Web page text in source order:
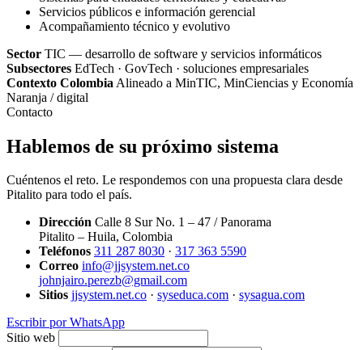
Servicios públicos e información gerencial
Acompañamiento técnico y evolutivo
Sector TIC — desarrollo de software y servicios informáticos
Subsectores EdTech · GovTech · soluciones empresariales
Contexto Colombia Alineado a MinTIC, MinCiencias y Economía
Naranja / digital
Contacto
Hablemos de su próximo sistema
Cuéntenos el reto. Le respondemos con una propuesta clara desde
Pitalito para todo el país.
Dirección Calle 8 Sur No. 1 – 47 / Panorama
Pitalito – Huila, Colombia
Teléfonos 311 287 8030 · 317 363 5590
Correo info@jjsystem.net.co
johnjairo.perezb@gmail.com
Sitios jjsystem.net.co · syseduca.com · sysagua.com
Escribir por WhatsApp
Sitio web